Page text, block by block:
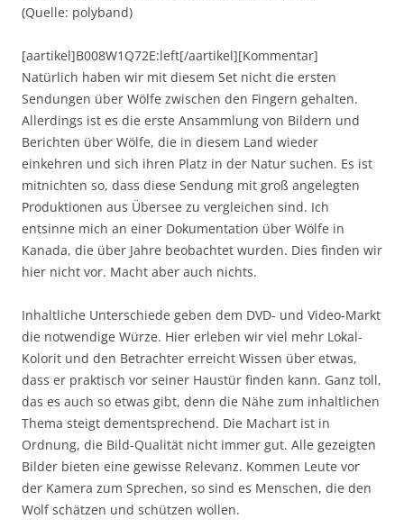
(Quelle: polyband)
[aartikel]B008W1Q72E:left[/aartikel][Kommentar]
Natürlich haben wir mit diesem Set nicht die ersten
Sendungen über Wölfe zwischen den Fingern gehalten.
Allerdings ist es die erste Ansammlung von Bildern und
Berichten über Wölfe, die in diesem Land wieder
einkehren und sich ihren Platz in der Natur suchen. Es ist
mitnichten so, dass diese Sendung mit groß angelegten
Produktionen aus Übersee zu vergleichen sind. Ich
entsinne mich an einer Dokumentation über Wölfe in
Kanada, die über Jahre beobachtet wurden. Dies finden wir
hier nicht vor. Macht aber auch nichts.
Inhaltliche Unterschiede geben dem DVD- und Video-Markt
die notwendige Würze. Hier erleben wir viel mehr Lokal-
Kolorit und den Betrachter erreicht Wissen über etwas,
dass er praktisch vor seiner Haustür finden kann. Ganz toll,
das es auch so etwas gibt, denn die Nähe zum inhaltlichen
Thema steigt dementsprechend. Die Machart ist in
Ordnung, die Bild-Qualität nicht immer gut. Alle gezeigten
Bilder bieten eine gewisse Relevanz. Kommen Leute vor
der Kamera zum Sprechen, so sind es Menschen, die den
Wolf schätzen und schützen wollen.